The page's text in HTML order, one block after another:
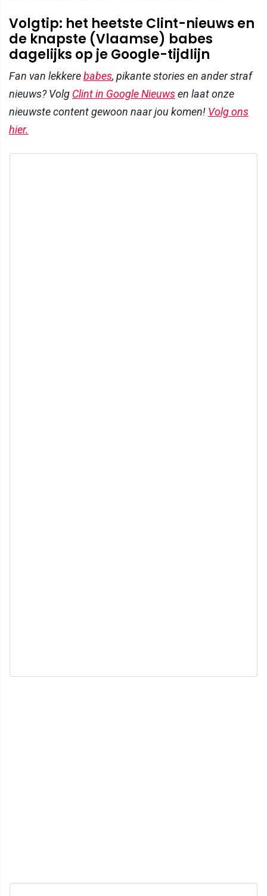
Volgtip: het heetste Clint-nieuws en
de knapste (Vlaamse) babes
dagelijks op je Google-tijdlijn
Fan van lekkerebabes, pikante stories en ander straf
nieuws? Volg Clint in Google Nieuwsen laat onze
nieuwste content gewoon naar jou komen! Volg ons
hier.